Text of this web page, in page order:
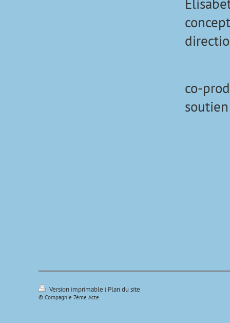
co-
Version imprimable | Plan du site
© Compagnie 7ème Acte